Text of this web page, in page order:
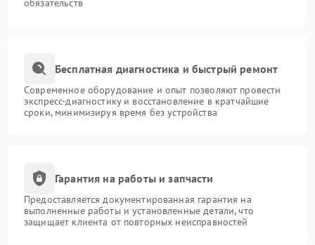
обязательств
Бесплатная диагностика и быстрый ремонт
Современное оборудование и опыт позволяют провести
экспресс-диагностику и восстановление в кратчайшие
сроки, минимизируя время без устройства
Гарантия на работы и запчасти
Предоставляется документированная гарантия на
выполненные работы и установленные детали, что
защищает клиента от повторных неисправностей